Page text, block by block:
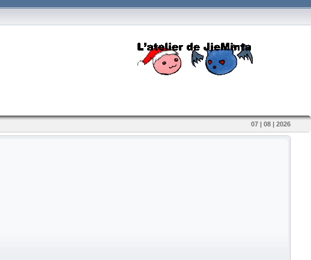
07 | 08 | 2026